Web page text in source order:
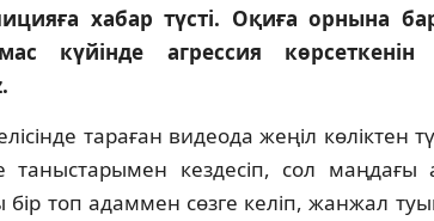
хабар түсті. Оқиға орнына
күйінде агрессия
тараған видеода жеңіл көліктен
таныстарымен кездесіп, сол маңдағы
бір топ адаммен сөзге келіп, жанжал